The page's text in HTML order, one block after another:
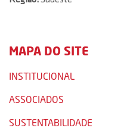
MAPA DO SITE
INSTITUCIONAL
ASSOCIADOS
SUSTENTABILIDADE